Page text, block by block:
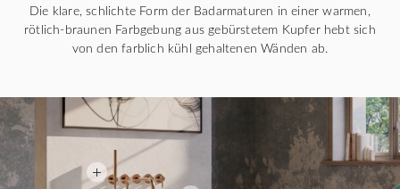
Die klare, schlichte Form der Badarmaturen in einer warmen,
rötlich-braunen Farbgebung aus gebürstetem Kupfer hebt sich
von den farblich kühl gehaltenen Wänden ab.